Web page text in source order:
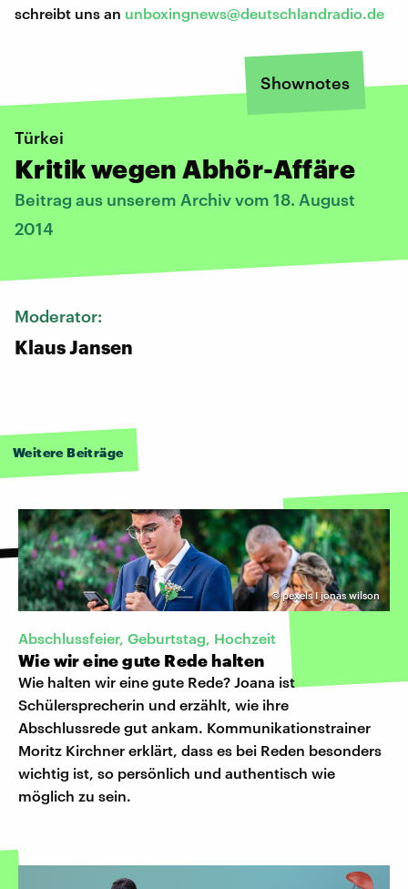
schreibt uns an unboxingnews@deutschlandradio.de
Shownotes
Türkei
Kritik wegen Abhör-Affäre
Beitrag aus unserem Archiv vom 18. August
2014
Moderator:
Klaus Jansen
Weitere Beiträge
©pexels I jonas wilson
Abschlussfeier, Geburtstag, Hochzeit
Wie wir eine gute Rede halten
Wie halten wir eine gute Rede? Joana ist
Schülersprecherin und erzählt, wie ihre
Abschlussrede gut ankam. Kommunikationstrainer
Moritz Kirchner erklärt, dass es bei Reden besonders
wichtig ist, so persönlich und authentisch wie
möglich zu sein.